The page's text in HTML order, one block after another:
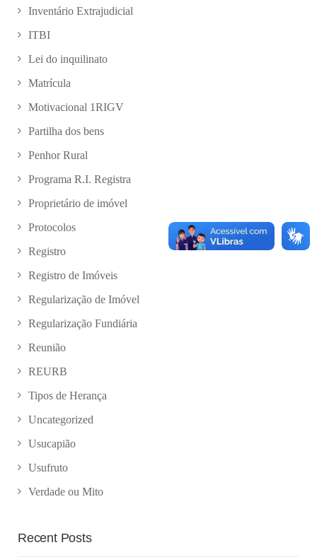
Inventário Extrajudicial
ITBI
Lei do inquilinato
Matrícula
Motivacional 1RIGV
Partilha dos bens
Penhor Rural
Programa R.I. Registra
Proprietário de imóvel
Protocolos
Registro
Registro de Imóveis
Regularização de Imóvel
Regularização Fundiária
Reunião
REURB
Tipos de Herança
Uncategorized
Usucapião
Usufruto
Verdade ou Mito
Recent Posts